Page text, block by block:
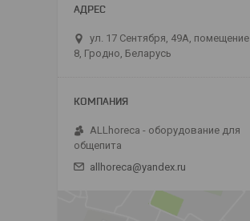
ул. 17 Сентября, 49А, помещение
8, Гродно, Беларусь
ALLhoreca - оборудование для
общепита
allhoreca@yandex.ru